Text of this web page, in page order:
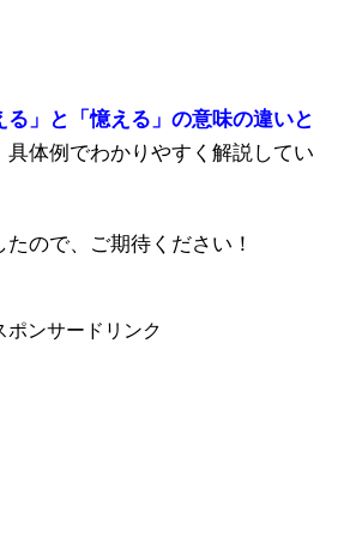
る」と「憶える」の意味の違いと
具体例でわかりやすく解説してい
ので、ご期待ください！
ポンサードリンク